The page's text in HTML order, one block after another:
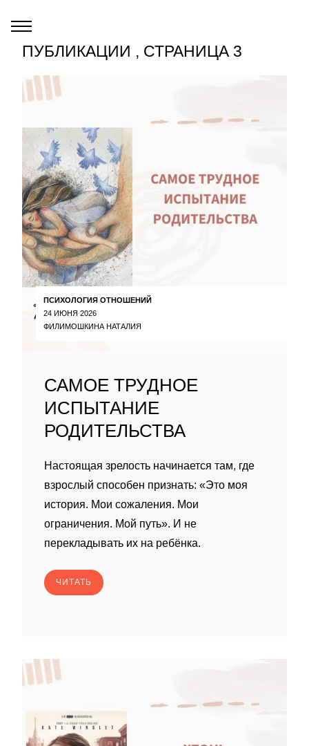
ПУБЛИКАЦИИ , СТРАНИЦА 3
ПСИХОЛОГИЯ ОТНОШЕНИЙ
24 ИЮНЯ 2026
ФИЛИМОШКИНА НАТАЛИЯ
САМОЕ ТРУДНОЕ
ИСПЫТАНИЕ
РОДИТЕЛЬСТВА
Настоящая зрелость начинается там, где
взрослый способен признать: «Это моя
история. Мои сожаления. Мои
ограничения. Мой путь». И не
перекладывать их на ребёнка.
ЧИТАТЬ